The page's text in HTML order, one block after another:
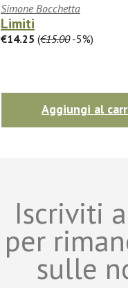
Simone Bocchetta
Limiti
€14.25 (€15.00-5%)
Aggiungi al
Iscriviti
per
sulle